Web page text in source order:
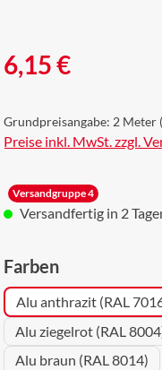
Regulärer Preis:
6,15 €
Grundpreisangabe: 2 Meter
Preise inkl. MwSt. zzgl.
Versandgruppe 4
Versandfertig in 2
Farbenauswählen
Alu anthrazit (RAL
Alu ziegelrot (RAL
Alu braun (RAL 8014)